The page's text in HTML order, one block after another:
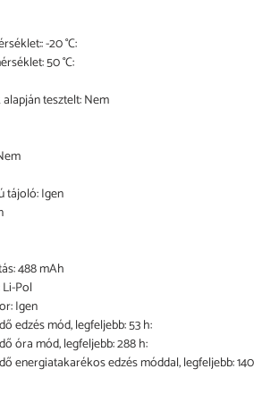
-20 °C:
50 °C:
tesztelt: Nem
tájoló: Igen
488 mAh
Pol
Igen
edzés mód, legfeljebb: 53 h:
óra mód, legfeljebb: 288 h:
energiatakarékos edzés móddal, legfeljebb: 140